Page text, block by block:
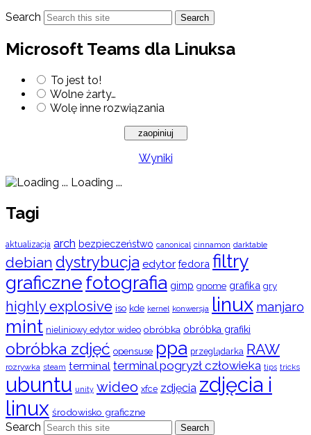
Search
Search
Microsoft Teams dla Linuksa
To jest to!
Wolne żarty…
Wolę inne rozwiązania
Wyniki
Loading ...
Tagi
aktualizacja arch bezpieczeństwo canonical cinnamon darktable
debian dystrybucja edytor fedora filtry
graficznefotografia gimp gnome grafika gry
highly explosive iso kde kernel konwersja linux manjaro
mint nieliniowy edytor wideo obróbka obróbka grafiki
obróbka zdjęć opensuse ppa przeglądarka RAW
rozrywka steam terminal terminal pogryzł człowieka tips tricks
ubuntu unity wideo xfce zdjęcia zdjęcia i
linux środowisko graficzne
Search Search